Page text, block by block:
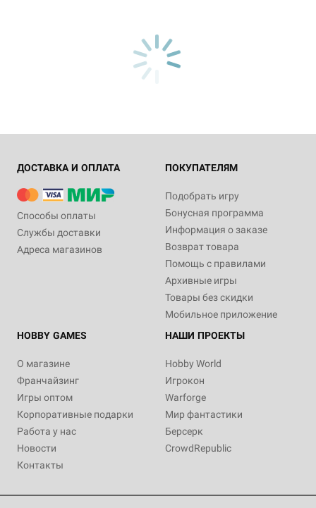
ДОСТАВКА И ОПЛАТА
Способы оплаты
Службы доставки
Адреса магазинов
ПОКУПАТЕЛЯМ
Подобрать игру
Бонусная программа
Информация о заказе
Возврат товара
Помощь с правилами
Архивные игры
Товары без скидки
Мобильное приложение
HOBBY GAMES
О магазине
Франчайзинг
Игры оптом
Корпоративные подарки
Работа у нас
Новости
Контакты
НАШИ ПРОЕКТЫ
Hobby World
Игрокон
Warforge
Мир фантастики
Берсерк
CrowdRepublic